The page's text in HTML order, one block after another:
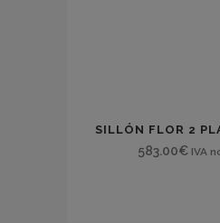
SILLÓN FLOR 2
583.00€ IVA